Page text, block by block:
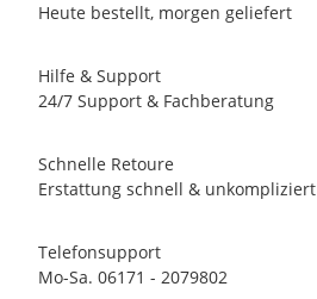
Heute bestellt, morgen geliefert
Hilfe & Support
24/7 Support & Fachberatung
Schnelle Retoure
Erstattung schnell & unkompliziert
Telefonsupport
Mo-Sa. 06171 - 2079802